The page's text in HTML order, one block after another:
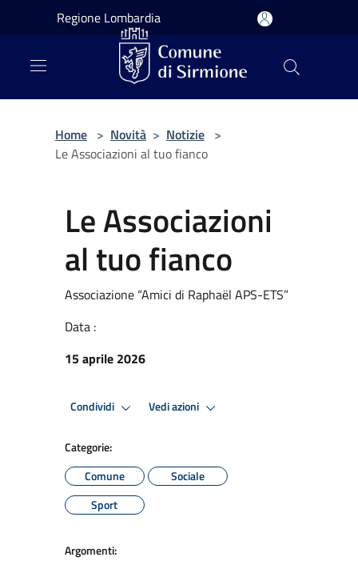
Salta al contenuto principale
Regione Lombardia
Home > Novità > Notizie >
Le Associazioni al tuo fianco
Le Associazioni
al tuo fianco
Associazione “Amici di Raphaël APS-ETS”
Data :
15 aprile 2026
Condividi Vedi azioni
Categorie:
Comune
Sociale
Sport
Argomenti: